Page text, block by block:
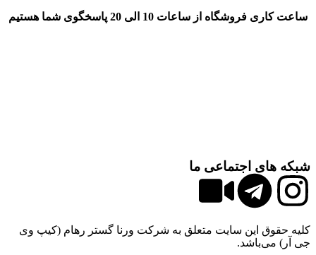
از ساعات 10 الی 20 پاسخگوی شما هستیم
اجتماعی ما
این سایت متعلق به شرکت ورنا گستر رهام (کیپ وی
می‌باشد.